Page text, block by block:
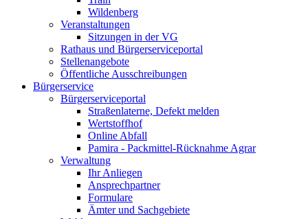
Wildenberg
Veranstaltungen
Sitzungen in der VG
Rathaus und Bürgerserviceportal
Stellenangebote
Öffentliche Ausschreibungen
Bürgerservice
Bürgerserviceportal
Straßenlaterne, Defekt melden
Wertstoffhof
Online Abfall
Pamira - Packmittel-Rücknahme Agrar
Verwaltung
Ihr Anliegen
Ansprechpartner
Formulare
Ämter und Sachgebiete